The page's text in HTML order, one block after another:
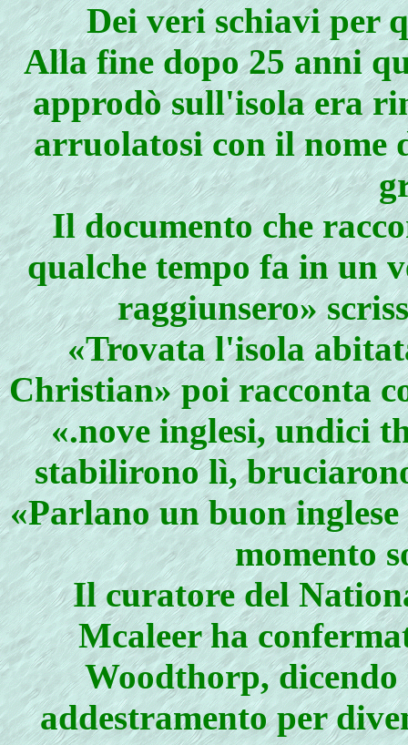
Dei veri schiavi per
Alla fine dopo 25 anni
approdò sull'isola era
arruolatosi con il nome
Il documento che
qualche tempo fa in un
raggiunsero»
«Trovata l'isola
Christian» poi racconta
«.nove inglesi, undici
stabilirono lì,
«Parlano un buon
momento
Il curatore del
Mcaleer ha
Woodthorp, dicendo
addestramento per